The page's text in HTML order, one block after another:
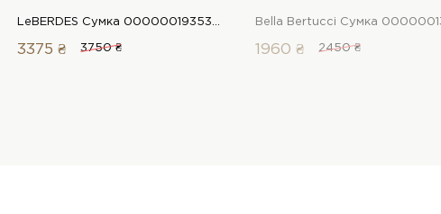
3375 ₴ 3750 ₴ 1960 ₴ 2450 ₴